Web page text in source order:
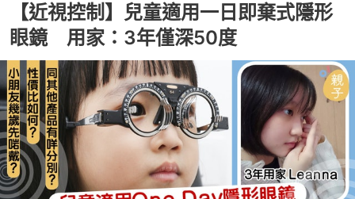
【近視控制】兒童適用一日即棄式隱形
眼鏡 用家：3年僅深50度